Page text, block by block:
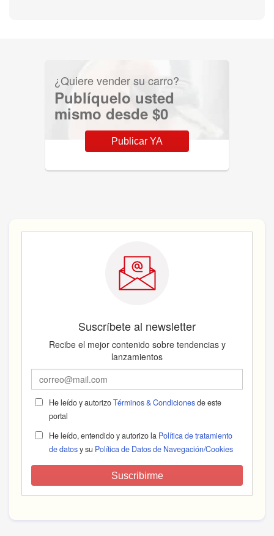
¿Quiere vender su carro?
Publíquelo usted
mismo desde $0
Publicar YA
Suscríbete al newsletter
Recibe el mejor contenido sobre tendencias y
lanzamientos
He leído y autorizoTérminos & Condicionesde este
portal
He leído, entendido y autorizo la Política de tratamiento
de datosy su Política de Datos de Navegación/Cookies
Suscribirme